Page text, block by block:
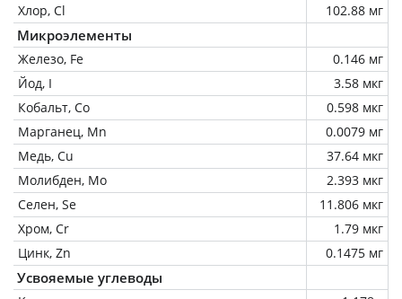
Хлор, Cl
102.88 мг
Микроэлементы
Железо, Fe
0.146 мг
Йод, I
3.58 мкг
Кобальт, Co
0.598 мкг
Марганец, Mn
0.0079 мг
Медь, Cu
37.64 мкг
Молибден, Mo
2.393 мкг
Селен, Se
11.806 мкг
Хром, Cr
1.79 мкг
Цинк, Zn
0.1475 мг
Усвояемые углеводы